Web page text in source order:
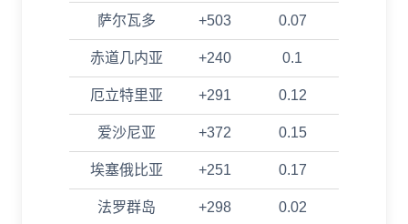
萨尔瓦多 +503 0.07
赤道几内亚 +240 0.1
厄立特里亚 +291 0.12
爱沙尼亚 +372 0.15
埃塞俄比亚 +251 0.17
法罗群岛 +298 0.02